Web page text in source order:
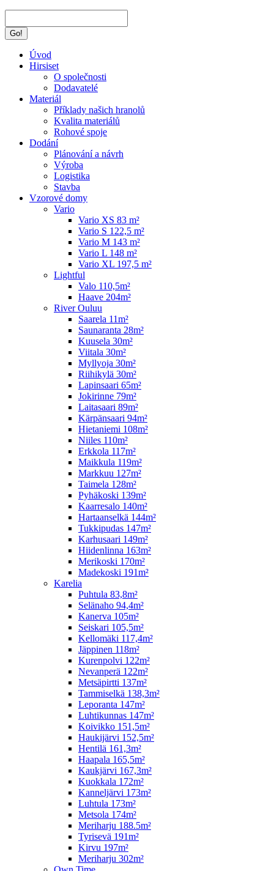
Úvod
Hirsiset
O společnosti
Dodavatelé
Materiál
Příklady našich hranolů
Kvalita materiálů
Rohové spoje
Dodání
Plánování a návrh
Výroba
Logistika
Stavba
Vzorové domy
Vario
Vario XS 83 m²
Vario S 122,5 m²
Vario M 143 m²
Vario L 148 m²
Vario XL 197,5 m²
Lightful
Valo 110,5m²
Haave 204m²
River Ouluu
Saarela 11m²
Saunaranta 28m²
Kuusela 30m²
Viitala 30m²
Myllyoja 30m²
Riihikylä 30m²
Lapinsaari 65m²
Jokirinne 79m²
Laitasaari 89m²
Kärpänsaari 94m²
Hietaniemi 108m²
Niiles 110m²
Erkkola 117m²
Maikkula 119m²
Markkuu 127m²
Taimela 128m²
Pyhäkoski 139m²
Kaarresalo 140m²
Hartaanselkä 144m²
Tukkipudas 147m²
Karhusaari 149m²
Hiidenlinna 163m²
Merikoski 170m²
Madekoski 191m²
Karelia
Puhtula 83,8m²
Selänaho 94,4m²
Kanerva 105m²
Seiskari 105,5m²
Kellomäki 117,4m²
Jäppinen 118m²
Kurenpolvi 122m²
Nevanperä 122m²
Metsäpirtti 137m²
Tammiselkä 138,3m²
Leporanta 147m²
Luhtikunnas 147m²
Koivikko 151,5m²
Haukijärvi 152,5m²
Hentilä 161,3m²
Haapala 165,5m²
Kaukjärvi 167,3m²
Kuokkala 172m²
Kanneljärvi 173m²
Luhtula 173m²
Metsola 174m²
Meriharju 188.5m²
Tyrisevä 191m²
Kirvu 197m²
Meriharju 302m²